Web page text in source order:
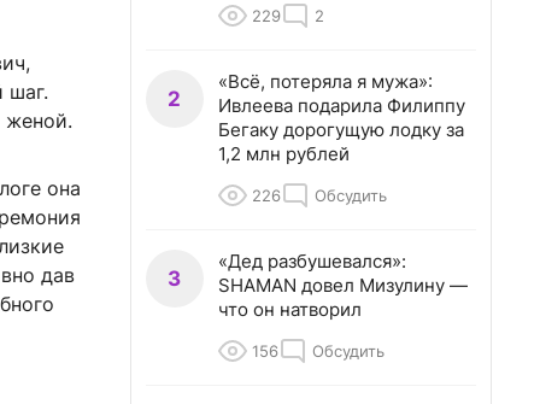
шаг.
женой.
она
дав
229 2
2
«Всё, потеряла я мужа»:
Ивлеева подарила Филиппу
Бегаку дорогущую лодку за
1,2 млн рублей
226 Обсудить
3
«Дед разбушевался»:
SHAMAN довел Мизулину —
что он натворил
156 Обсудить